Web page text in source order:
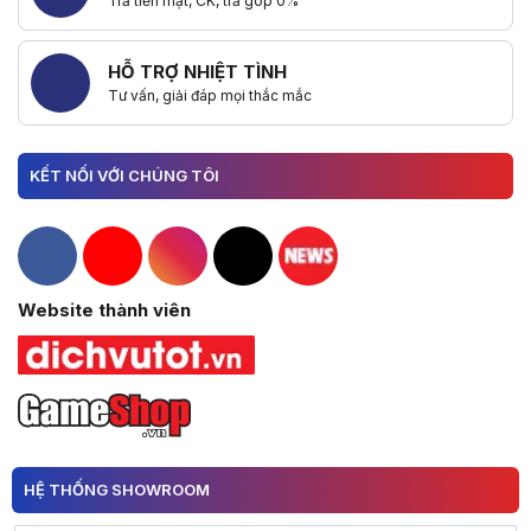
HỖ TRỢ NHIỆT TÌNH
Tư vấn, giải đáp mọi thắc mắc
KẾT NỐI VỚI CHÚNG TÔI
Hacom Facebook
Hacom YouTube
Hacom Instagram
Hacom TikTok
Website thành viên
HỆ THỐNG SHOWROOM